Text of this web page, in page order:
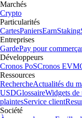
Marchés
Crypto
Particularités
CartesPaniersEarnStaking
Entreprises
GardePay pour
Développeurs
Cronos PoSCronos EVM
Ressources
RechercheActualités du
USDGlossaireWidgets de
plaintesService client
Société